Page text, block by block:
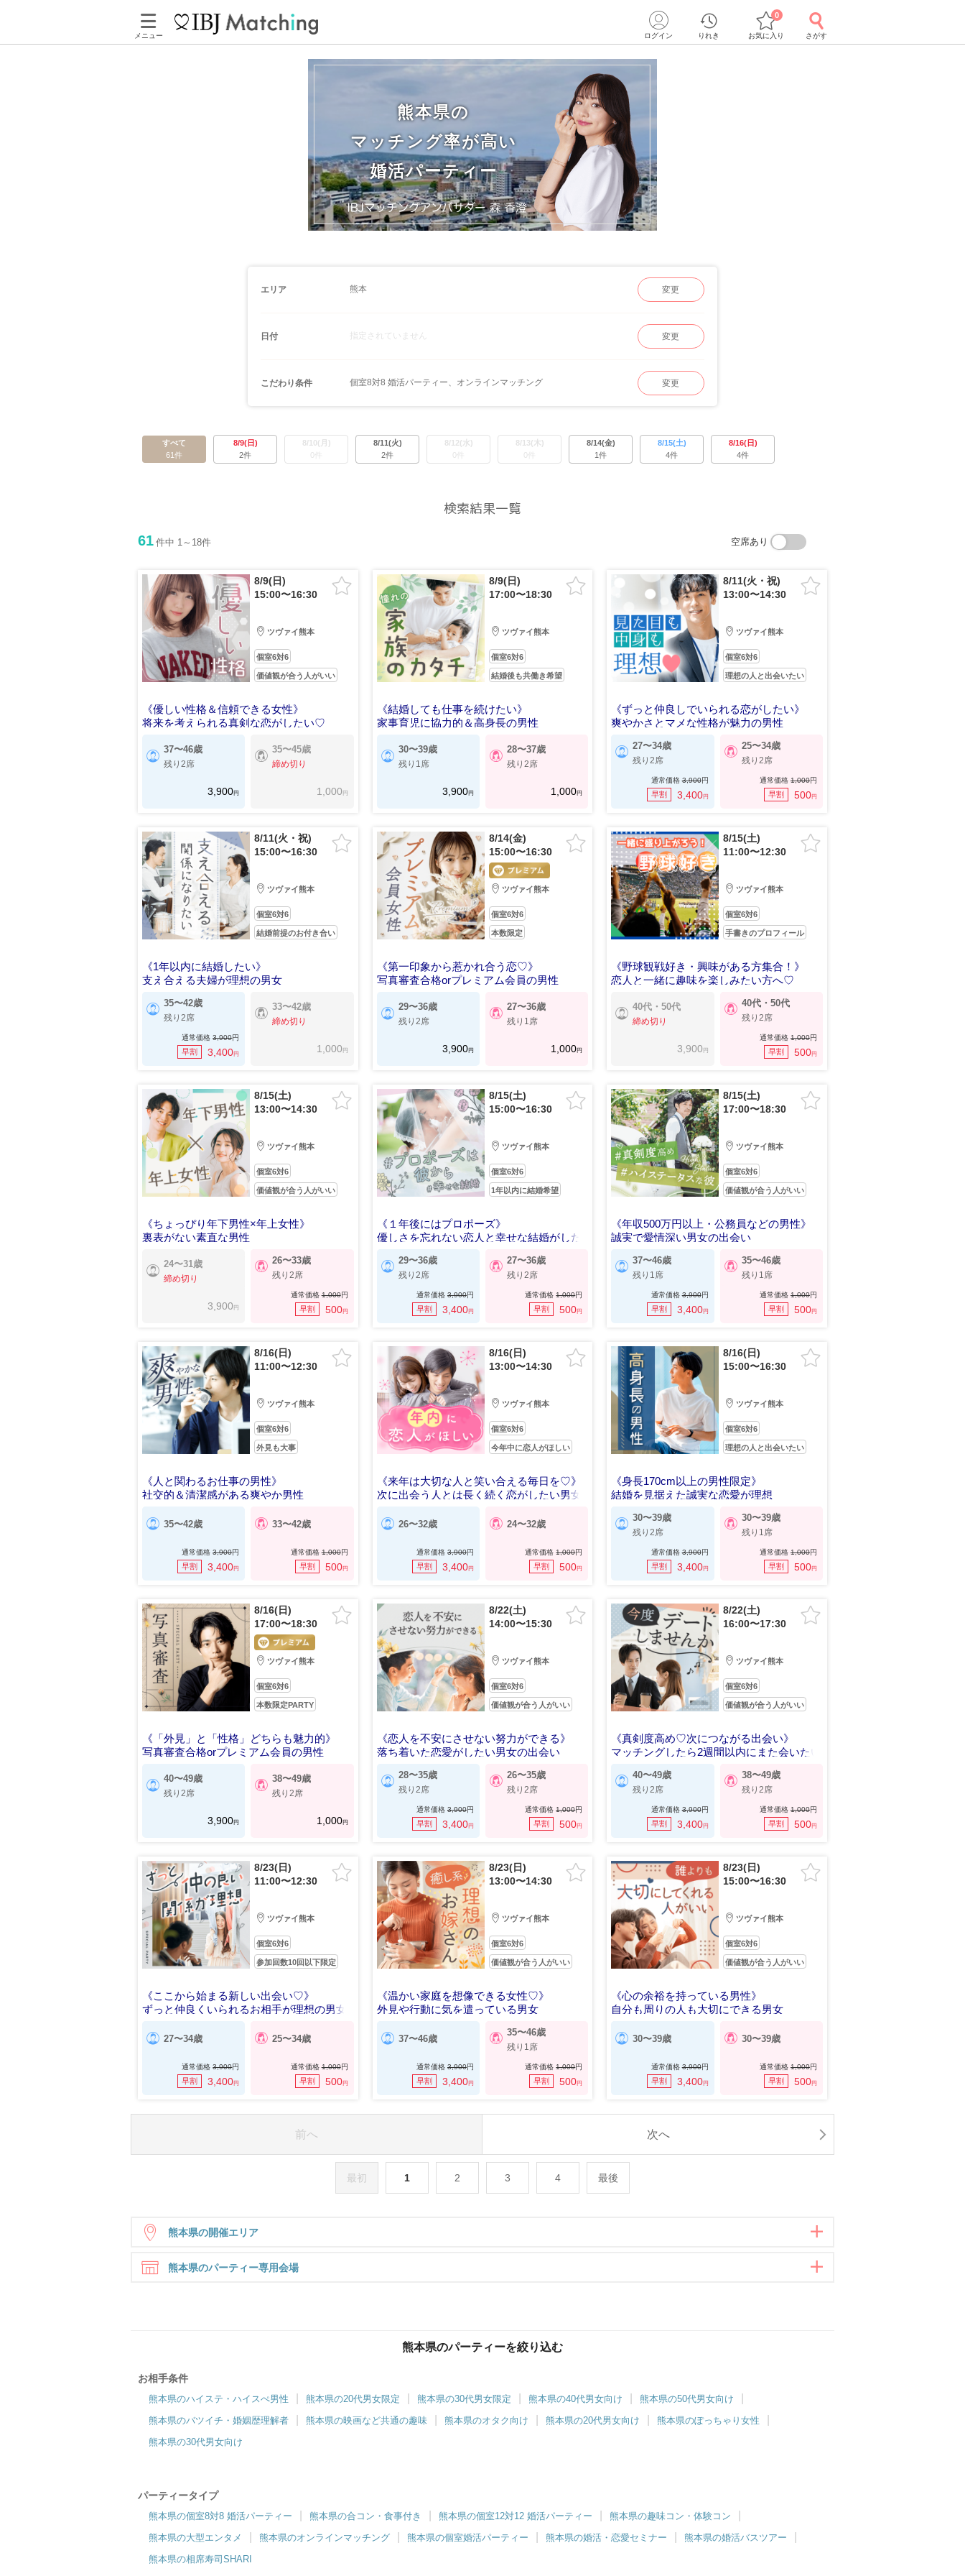
メニュー ログイン りれき お気に入り
0
さがす
熊本県の
マッチング率が高い
婚活パーティー
エリア 熊本 変更
日付 指定されていません 変更
こだわり条件 個室8対8 婚活パーティー、オンラインマッチング 変更
すべて
61件
8/9(日)
2件
8/10(月)
0件
8/11(火)
2件
8/12(水)
0件
8/13(木)
0件
8/14(金)
1件
8/15(土)
4件
8/16(日)
4件
検索結果一覧
61 件中 1～18件 空席あり
8/9(日)
15:00〜16:30
ツヴァイ熊本
個室6対6
価値観が合う人がいい
《優しい性格＆信頼できる女性》
将来を考えられる真剣な恋がしたい♡
37〜46歳
残り2席
3,900円
35〜45歳
締め切り
1,000 円
8/9(日)
17:00〜18:30
ツヴァイ熊本
個室6対6
結婚後も共働き希望
《結婚しても仕事を続けたい》
家事育児に協力的＆高身長の男性
30〜39歳
残り1席
3,900円
28〜37歳
残り2席
1,000円
8/11(火・祝)
13:00〜14:30
ツヴァイ熊本
個室6対6
理想の人と出会いたい
《ずっと仲良しでいられる恋がしたい》
爽やかさとマメな性格が魅力の男性
27〜34歳
残り2席
通常価格3,900円
早割 3,400円
25〜34歳
残り2席
通常価格 1,000円
早割 500円
8/11(火・祝)
15:00〜16:30
ツヴァイ熊本
個室6対6
結婚前提のお付き合い
《1年以内に結婚したい》
支え合える夫婦が理想の男女
35〜42歳
残り2席
通常価格3,900円
早割 3,400円
33〜42歳
締め切り
1,000 円
8/14(金)
15:00〜16:30
ツヴァイ熊本
個室6対6
本数限定
《第一印象から惹かれ合う恋♡》
写真審査合格orプレミアム会員の男性
29〜36歳
残り2席
3,900円
27〜36歳
残り1席
1,000円
8/15(土)
11:00〜12:30
ツヴァイ熊本
個室6対6
手書きのプロフィール
《野球観戦好き・興味がある方集合！》
恋人と一緒に趣味を楽しみたい方へ♡
40代・50代
締め切り
3,900 円
40代・50代
残り2席
通常価格 1,000円
早割 500円
8/15(土)
13:00〜14:30
ツヴァイ熊本
個室6対6
価値観が合う人がいい
《ちょっぴり年下男性×年上女性》
裏表がない素直な男性
24〜31歳
締め切り
3,900 円
26〜33歳
残り2席
通常価格1,000円
早割 500円
8/15(土)
15:00〜16:30
ツヴァイ熊本
個室6対6
1年以内に結婚希望
《１年後にはプロポーズ》
優しさを忘れない恋人と幸せな結婚がした
29〜36歳
残り2席
通常価格 3,900円
早割 3,400円
27〜36歳
残り2席
通常価格1,000円
早割 500円
8/15(土)
17:00〜18:30
ツヴァイ熊本
個室6対6
価値観が合う人がいい
《年収500万円以上・公務員などの男性》
誠実で愛情深い男女の出会い
37〜46歳
残り1席
通常価格3,900円
早割 3,400円
35〜46歳
残り1席
通常価格 1,000円
早割 500円
8/16(日)
11:00〜12:30
ツヴァイ熊本
個室6対6
外見も大事
《人と関わるお仕事の男性》
社交的＆清潔感がある爽やか男性
35〜42歳
通常価格3,900円
早割 3,400円
33〜42歳
通常価格1,000円
早割 500円
8/16(日)
13:00〜14:30
ツヴァイ熊本
個室6対6
今年中に恋人がほしい
《来年は大切な人と笑い合える毎日を♡》
次に出会う人とは長く続く恋がしたい男女
26〜32歳
通常価格 3,900円
早割 3,400円
24〜32歳
通常価格1,000円
早割 500円
8/16(日)
15:00〜16:30
ツヴァイ熊本
個室6対6
理想の人と出会いたい
《身長170cm以上の男性限定》
結婚を見据えた誠実な恋愛が理想
30〜39歳
残り2席
通常価格3,900円
早割 3,400円
30〜39歳
残り1席
通常価格 1,000円
早割 500円
8/16(日)
17:00〜18:30
ツヴァイ熊本
個室6対6
本数限定PARTY
《「外見」と「性格」どちらも魅力的》
写真審査合格orプレミアム会員の男性
40〜49歳
残り2席
3,900円
38〜49歳
残り2席
1,000円
8/22(土)
14:00〜15:30
ツヴァイ熊本
個室6対6
価値観が合う人がいい
《恋人を不安にさせない努力ができる》
落ち着いた恋愛がしたい男女の出会い
28〜35歳
残り2席
通常価格 3,900円
早割 3,400円
26〜35歳
残り2席
通常価格1,000円
早割 500円
8/22(土)
16:00〜17:30
ツヴァイ熊本
個室6対6
価値観が合う人がいい
《真剣度高め♡次につながる出会い》
マッチングしたら2週間以内にまた会いたい
40〜49歳
残り2席
通常価格3,900円
早割 3,400円
38〜49歳
残り2席
通常価格 1,000円
早割 500円
8/23(日)
11:00〜12:30
ツヴァイ熊本
個室6対6
参加回数10回以下限定
《ここから始まる新しい出会い♡》
ずっと仲良くいられるお相手が理想の男女
27〜34歳
通常価格3,900円
早割 3,400円
25〜34歳
通常価格1,000円
早割 500円
8/23(日)
13:00〜14:30
ツヴァイ熊本
個室6対6
価値観が合う人がいい
《温かい家庭を想像できる女性♡》
外見や行動に気を遣っている男女
37〜46歳
通常価格 3,900円
早割 3,400円
35〜46歳
残り1席
通常価格1,000円
早割 500円
8/23(日)
15:00〜16:30
ツヴァイ熊本
個室6対6
価値観が合う人がいい
《心の余裕を持っている男性》
自分も周りの人も大切にできる男女
30〜39歳
通常価格3,900円
早割 3,400円
30〜39歳
通常価格 1,000円
早割 500円
前へ 次へ
最初 1 2 3 4 最後
熊本県の開催エリア
熊本 熊本県のパーティー専用会場
眺望の良さが自慢♪熊本城も見える個室
パーティー会場
熊本県のパーティーを絞り込む
お相手条件
熊本県のハイステ・ハイスぺ男性 熊本県の20代男女限定 熊本県の30代男女限定 熊本県の40代男女向け
熊本県の50代男女向け
熊本県のバツイチ・婚姻歴理解者
熊本県の映画など共通の趣味 熊本県のオタク向け 熊本県の20代男女向け
熊本県のぽっちゃり女性
熊本県の30代男女向け
パーティータイプ
熊本県の個室8対8 婚活パーティー 熊本県の合コン・食事付き 熊本県の個室12対12 婚活パーティー
熊本県の趣味コン・体験コン
熊本県の大型エンタメ
熊本県のオンラインマッチング 熊本県の個室婚活パーティー 熊本県の婚活・恋愛セミナー
熊本県の婚活バスツアー
熊本県の相席寿司SHARI